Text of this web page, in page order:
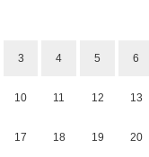
3 4 5 6
10 11 12 13
17 18 19 20